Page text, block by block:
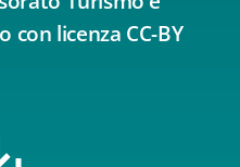
con licenza CC-BY